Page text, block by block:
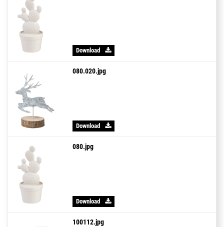
Download
080.020.jpg
Download
080.jpg
Download
100112.jpg